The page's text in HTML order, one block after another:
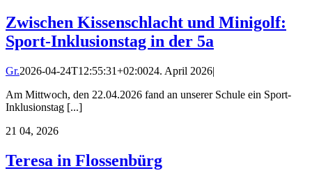
Zwischen Kissenschlacht und Minigolf:
Sport-Inklusionstag in der 5a
Gr.2026-04-24T12:55:31+02:0024. April 2026|
Am Mittwoch, den 22.04.2026 fand an unserer Schule ein Sport-
Inklusionstag [...]
21 04, 2026
Teresa in Flossenbürg